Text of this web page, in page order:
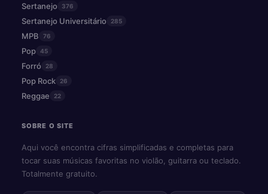
Sertanejo 376
Sertanejo Universitário 285
MPB 76
Pop 45
Forró 28
Pop Rock 26
Reggae 22
SOBRE O SITE
Aqui você encontra cifras simplificadas e completas para
tocar suas músicas favoritas no violão, guitarra ou teclado.
Totalmente gratuito.